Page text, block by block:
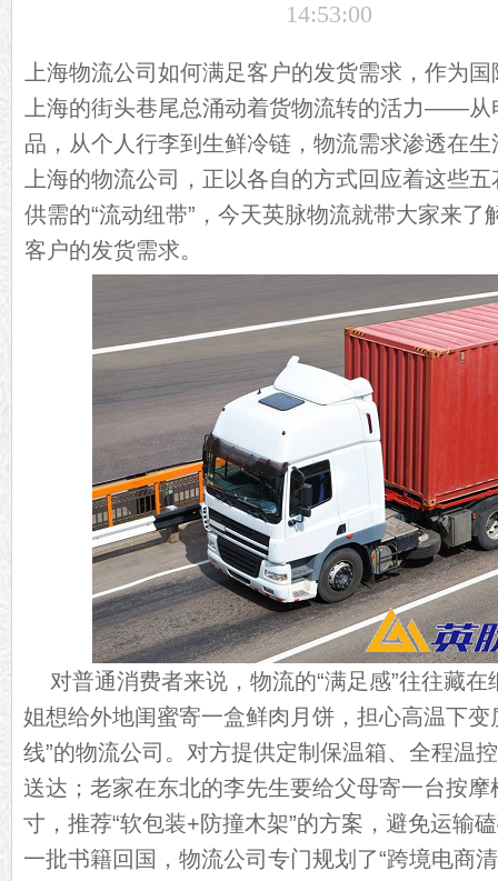
14:53:00
上海物流公司如何满足客户的发货需求，作为
上海的街头巷尾总涌动着货物流转的活力——从
品，从个人行李到生鲜冷链，物流需求渗透在
上海的物流公司，正以各自的方式回应着这些
供需的“流动纽带”，今天英脉物流就带大家来了
客户的发货需求。
对普通消费者来说，物流的“满足感”往往藏
姐想给外地闺蜜寄一盒鲜肉月饼，担心高温下变
线”的物流公司。对方提供定制保温箱、全程温
送达；老家在东北的李先生要给父母寄一台按
寸，推荐“软包装+防撞木架”的方案，避免运输
一批书籍回国，物流公司专门规划了“跨境电商